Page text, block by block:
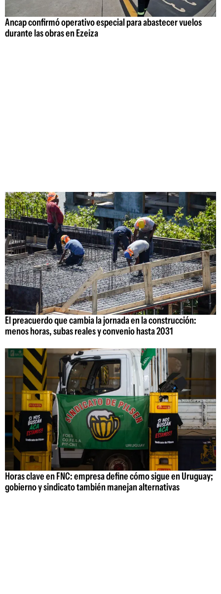
Ancap confirmó operativo especial para abastecer vuelos
durante las obras en Ezeiza
El preacuerdo que cambia la jornada en la construcción:
menos horas, subas reales y convenio hasta 2031
Horas clave en FNC: empresa define cómo sigue en Uruguay;
gobierno y sindicato también manejan alternativas